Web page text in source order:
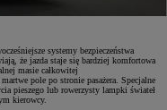
systemy bezpieczeństwa
że jazda staje się bardziej komfortowa
masie całkowitej
pole po stronie pasażera. Specjalne
pieszego lub rowerzysty lampki świateł
kierowcy.